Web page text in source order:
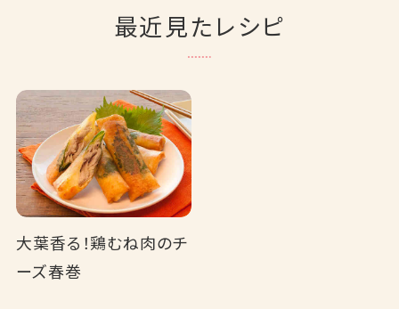
最近見たレシピ
大葉香る！鶏むね肉のチ
ーズ春巻